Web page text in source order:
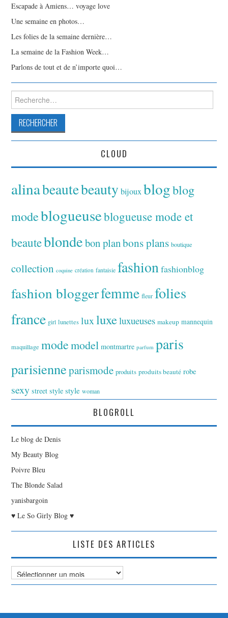
Escapade à Amiens… voyage love
Une semaine en photos…
Les folies de la semaine dernière…
La semaine de la Fashion Week…
Parlons de tout et de n’importe quoi…
CLOUD
alinabeautebeauty bijoux blogblog
modeblogueuseblogueuse mode et
beauteblondebon planbons plans boutique
collection coquine création fantaisie fashionfashionblog
fashion bloggerfemme fleur folies
france girl lunettes luxluxeluxueuses makeup mannequin
maquillage modemodel montmartre parfum paris
parisienneparismode produits produits beauté robe
sexy street style style woman
BLOGROLL
Le blog de Denis
My Beauty Blog
Poivre Bleu
The Blonde Salad
yanisbargoin
♥ Le So Girly Blog ♥
LISTE DES ARTICLES
Liste
des